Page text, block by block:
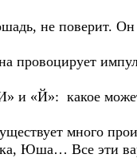
не поверит. Он
провоцирует
и «Й»: какое
много
Юша… Все эти